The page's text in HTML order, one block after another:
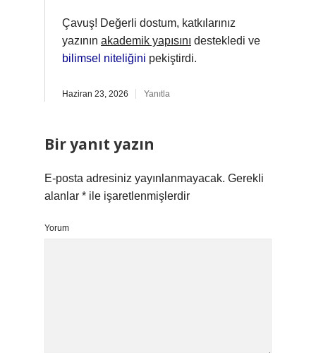
Çavuş! Değerli dostum, katkılarınız
yazının akademik yapısını destekledi ve
bilimsel niteliğini pekiştirdi.
Haziran 23, 2026 Yanıtla
Bir yanıt yazın
E-posta adresiniz yayınlanmayacak. Gerekli
alanlar * ile işaretlenmişlerdir
Yorum